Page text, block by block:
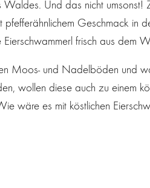
Und das nicht umsonst!
Geschmack in
frisch aus dem
Moos- und Nadelböden und
wollen diese auch zu einem
wäre es mit köstlichen